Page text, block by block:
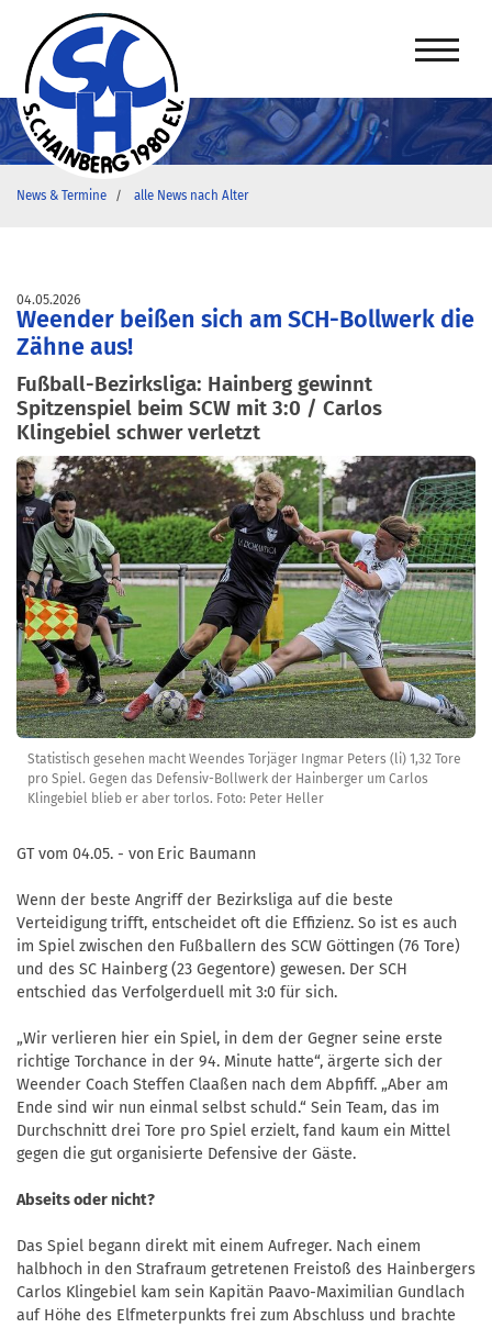
News & Termine alle News nach Alter
04.05.2026
Weender beißen sich am SCH-Bollwerk die
Zähne aus!
Fußball-Bezirksliga: Hainberg gewinnt
Spitzenspiel beim SCW mit 3:0 / Carlos
Klingebiel schwer verletzt
Statistisch gesehen macht Weendes Torjäger Ingmar Peters (li) 1,32 Tore
pro Spiel. Gegen das Defensiv-Bollwerk der Hainberger um Carlos
Klingebiel blieb er aber torlos. Foto: Peter Heller
GT vom 04.05. - von Eric Baumann
Wenn der beste Angriff der Bezirksliga auf die beste
Verteidigung trifft, entscheidet oft die Effizienz. So ist es auch
im Spiel zwischen den Fußballern des SCW Göttingen (76 Tore)
und des SC Hainberg (23 Gegentore) gewesen. Der SCH
entschied das Verfolgerduell mit 3:0 für sich.
„Wir verlieren hier ein Spiel, in dem der Gegner seine erste
richtige Torchance in der 94. Minute hatte“, ärgerte sich der
Weender Coach Steffen Claaßen nach dem Abpfiff. „Aber am
Ende sind wir nun einmal selbst schuld.“ Sein Team, das im
Durchschnitt drei Tore pro Spiel erzielt, fand kaum ein Mittel
gegen die gut organisierte Defensive der Gäste.
Abseits oder nicht?
Das Spiel begann direkt mit einem Aufreger. Nach einem
halbhoch in den Strafraum getretenen Freistoß des Hainbergers
Carlos Klingebiel kam sein Kapitän Paavo-Maximilian Gundlach
auf Höhe des Elfmeterpunkts frei zum Abschluss und brachte